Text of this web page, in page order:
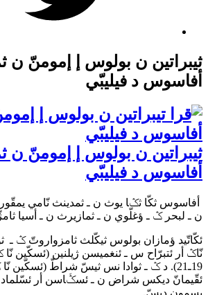
ثيبراتين ن بولوس إ إمومنّ ن
أفاسوس د فيليبّي
ثيبراتين ن بولوس إ إمومنّ ن
أفاسوس د فيليبّي
أفاسوس ثكّا ثݣا يوث ن ـ ثمدينث نّامي
ن ـ لبحر ݣ ـ ؤغلّوي ن ـ ثمازيرث ن ـ أسيا
ئكّاتّيد ؤمازان بولوس ثيكّلث ثامزواروتّ ݣ
ئقّيمانّ ديكس شراض ن ـ ئسݣّاسن أر ئسّلماد
يسمون ديسّ.